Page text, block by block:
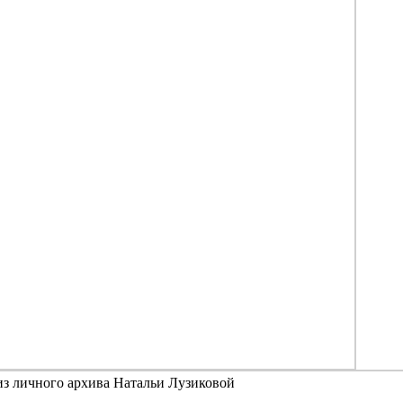
личного архива Натальи Лузиковой